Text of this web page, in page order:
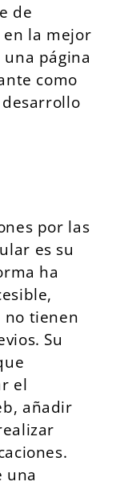
de
la mejor
página
como
por las
es su
ha
no tienen
Su
el
añadir
una